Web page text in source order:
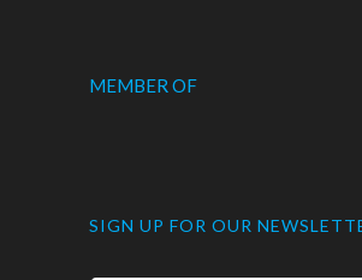
MEMBER OF
SIGN UP FOR OUR